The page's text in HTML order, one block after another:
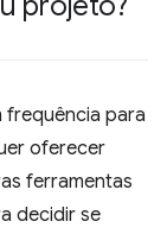
frequência para
oferecer
ferramentas
decidir se